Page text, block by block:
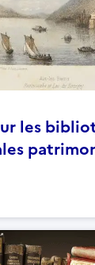
les